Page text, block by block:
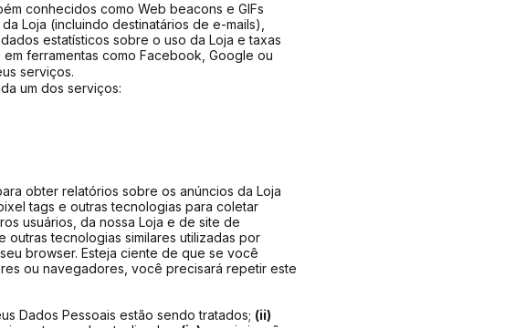
conhecidos como Web beacons e GIFs
Loja (incluindo destinatários de e-mails),
estatísticos sobre o uso da Loja e taxas
ferramentas como Facebook, Google ou
serviços.
um dos serviços:
obter relatórios sobre os anúncios da Loja
tags e outras tecnologias para coletar
usuários, da nossa Loja e de site de
tecnologias similares utilizadas por
browser. Esteja ciente de que se você
ou navegadores, você precisará repetir este
Dados Pessoais estão sendo tratados; (ii)